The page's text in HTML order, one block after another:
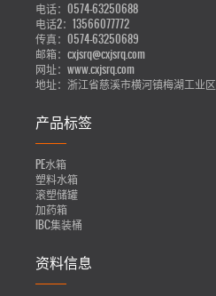
电话： 0574-63250688
电话2： 13566077772
传真： 0574-63250689
邮箱： cxjsrq@cxjsrq.com
网址： www.cxjsrq.com
地址： 浙江省慈溪市横河镇梅湖工业区
产品标签
PE水箱
塑料水箱
滚塑储罐
加药箱
IBC集装桶
资料信息